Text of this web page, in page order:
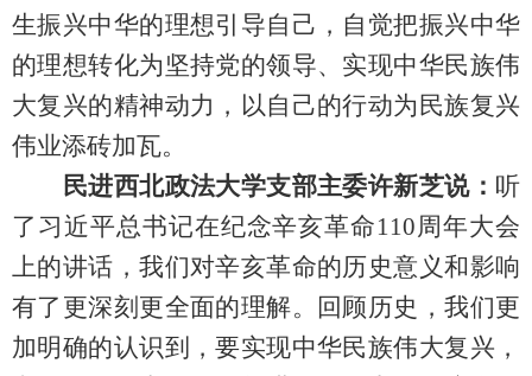
生振兴中华的理想引导自己，自觉把振兴中华
的理想转化为坚持党的领导、实现中华民族伟
大复兴的精神动力，以自己的行动为民族复兴
伟业添砖加瓦。
民进西北政法大学支部主委许新芝说： 听
了习近平总书记在纪念辛亥革命110周年大会
上的讲话，我们对辛亥革命的历史意义和影响
有了更深刻更全面的理解。回顾历史，我们更
加明确的认识到，要实现中华民族伟大复兴，